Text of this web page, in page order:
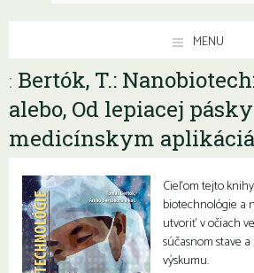
MENU
: Bertók, T.:
alebo, Od lepiacej
medicínskym
Cieľom tejto
biotechnológie a
utvoriť v očiach
súčasnom stave
výskumu.